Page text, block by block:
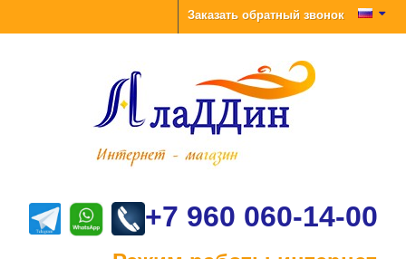
Заказать обратный звонок
+7 960 060-14-00